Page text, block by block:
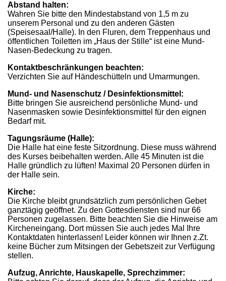
Abstand halten:
Wahren Sie bitte den Mindestabstand von 1,5 m zu
unserem Personal und zu den anderen Gästen
(Speisesaal/Halle). In den Fluren, dem Treppenhaus und
öffentlichen Toiletten im „Haus der Stille“ ist eine Mund-
Nasen-Bedeckung zu tragen.
Kontaktbeschränkungen beachten:
Verzichten Sie auf Händeschütteln und Umarmungen.
Mund- und Nasenschutz / Desinfektionsmittel:
Bitte bringen Sie ausreichend persönliche Mund- und
Nasenmasken sowie Desinfektionsmittel für den eignen
Bedarf mit.
Tagungsräume (Halle):
Die Halle hat eine feste Sitzordnung. Diese muss während
des Kurses beibehalten werden. Alle 45 Minuten ist die
Halle gründlich zu lüften! Maximal 20 Personen dürfen in
der Halle sein.
Kirche:
Die Kirche bleibt grundsätzlich zum persönlichen Gebet
ganztägig geöffnet. Zu den Gottesdiensten sind nur 66
Personen zugelassen. Bitte beachten Sie die Hinweise am
Kircheneingang. Dort müssen Sie auch jedes Mal Ihre
Kontaktdaten hinterlassen! Leider können wir Ihnen z.Zt.
keine Bücher zum Mitsingen der Gebetszeit zur Verfügung
stellen.
Aufzug, Anrichte, Hauskapelle, Sprechzimmer: